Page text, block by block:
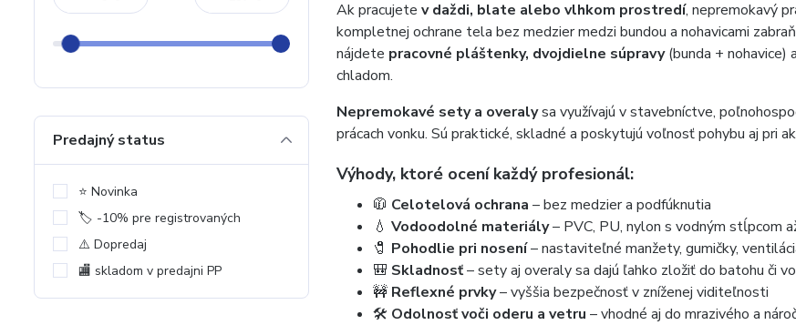
Ak pracujete v daždi, blate alebo vlhkom prostredí, nepremokavý
kompletnej ochrane tela bez medzier medzi bundou a nohavicami
nájdete pracovné pláštenky, dvojdielne súpravy(bunda + nohavice)
chladom.
Nepremokavé sety a overalysa využívajú v stavebníctve,
prácach vonku. Sú praktické, skladné a poskytujú voľnosť pohybu aj pri
Výhody, ktoré ocení každý profesionál:
🧥 Celotelová ochrana – bez medzier a podfúknutia
💧Vodoodolné materiály– PVC, PU, nylon s vodným stĺpcom
🧷 Pohodlie pri nosení– nastaviteľné manžety, gumičky,
🎒 Skladnosť– sety aj overaly sa dajú ľahko zložiť do batohu či
🚧 Reflexné prvky– vyššia bezpečnosť v zníženej viditeľnosti
🛠️ Odolnosť voči oderu a vetru – vhodné aj do mrazivého a
Predajný status
⭐️ Novinka
🏷️ -10% pre registrovaných
⚠️ Dopredaj
🏬 skladom v predajni PP